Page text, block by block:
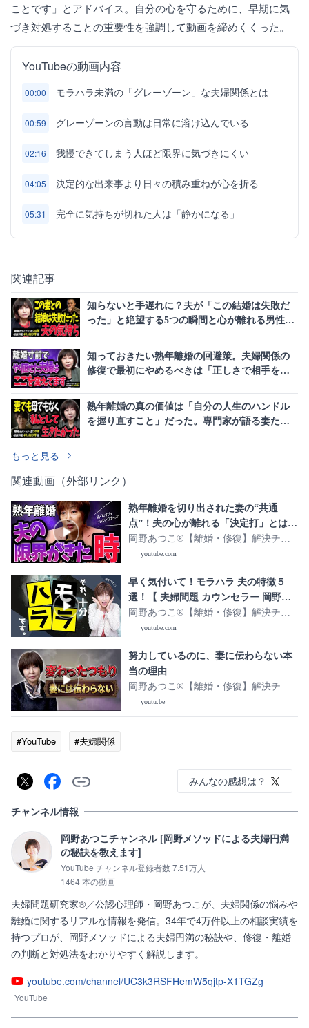
ことです」とアドバイス。自分の心を守るために、早期に気
づき対処することの重要性を強調して動画を締めくくった。
YouTubeの動画内容
00:00 モラハラ未満の「グレーゾーン」な夫婦関係とは
00:59 グレーゾーンの言動は日常に溶け込んでいる
02:16 我慢できてしまう人ほど限界に気づきにくい
04:05 決定的な出来事より日々の積み重ねが心を折る
05:31 完全に気持ちが切れた人は「静かになる」
関連記事
知らないと手遅れに？夫が「この結婚は失敗だ
った」と絶望する5つの瞬間と心が離れる男性心
知っておきたい熟年離婚の回避策。夫婦関係の
修復で最初にやめるべきは「正しさで相手を追
熟年離婚の真の価値は「自分の人生のハンドル
を握り直すこと」だった。専門家が語る妻たち
もっと見る
関連動画（外部リンク）
熟年離婚を切り出された妻の“共通
点”！夫の心が離れる「決定打」とは？
#岡野あつこ #夫婦問題 #離婚
岡野あつこ®【離婚・修復】解決チャ
ンネル
youtube.com
早く気付いて！モラハラ 夫の特徴５
選！【 夫婦問題 カウンセラー 岡野あ
つこ 】
岡野あつこ®【離婚・修復】解決チャ
ンネル
youtube.com
努力しているのに、妻に伝わらない本
当の理由
岡野あつこ®【離婚・修復】解決チャ
ンネル
youtu.be
#YouTube #夫婦関係
みんなの感想は？
チャンネル情報
岡野あつこチャンネル [岡野メソッドによる夫婦円満
の秘訣を教えます]
YouTube チャンネル登録者数 7.51万人
1464 本の動画
夫婦問題研究家®／公認心理師・岡野あつこが、夫婦関係の悩みや
離婚に関するリアルな情報を発信。34年で4万件以上の相談実績を
持つプロが、岡野メソッドによる夫婦円満の秘訣や、修復・離婚
の判断と対処法をわかりやすく解説します。
youtube.com/channel/UC3k3RSFHemW5qjtp-X1TGZg
YouTube